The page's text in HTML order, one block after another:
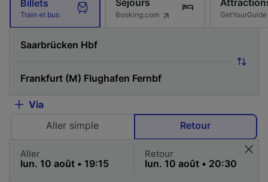
Billets
Train et bus Booking.com GetYourGuide
Via
Aller simple
Retour
Aller Retour